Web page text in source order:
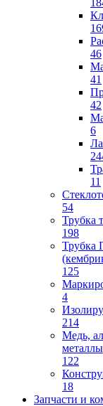
46
41
42
6
11
54
Трубка
198
Трубка
125
4
214
Медь,
металлы
122
18
Запчасти и